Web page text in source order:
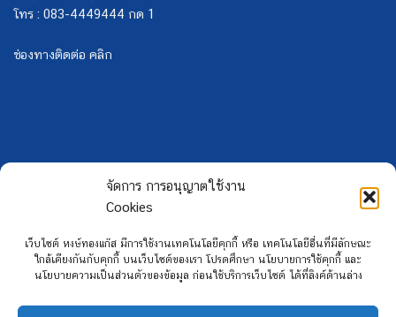
จัดการ การอนุญาตใช้งาน
Cookies
เว็บไซต์ หงษ์ทองแก๊ส มีการใช้งานเทคโนโลยีคุกกี้ หรือ เทคโนโลยีอื่นที่มีลักษณะ
ใกล้เคียงกันกับคุกกี้ บนเว็บไซต์ของเรา โปรดศึกษา นโยบายการใช้คุกกี้ และ
นโยบายความเป็นส่วนตัวของข้อมูล ก่อนใช้บริการเว็บไซต์ ได้ที่ลิงค์ด้านล่าง
โทร : 083-4449444 กด 1
ช่องทางติดต่อ คลิก